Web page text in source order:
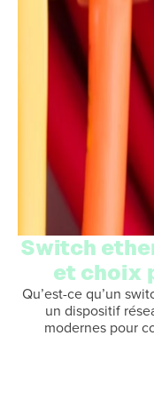
Switch
et choix
Qu’est-ce qu’un
un dispositif
modernes pour